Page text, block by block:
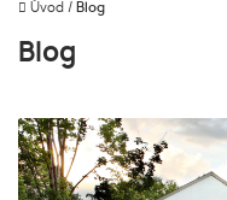
Úvod / Blog
Blog